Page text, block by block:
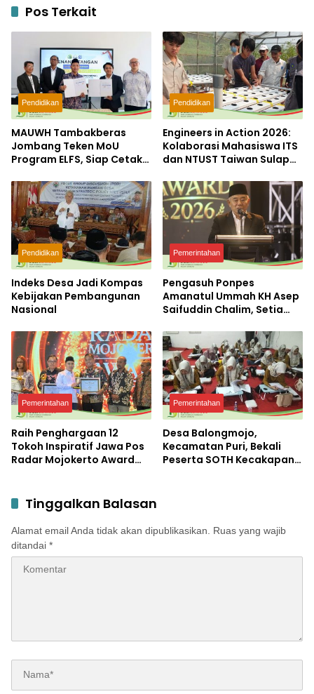
Pos Terkait
Pendidikan
MAUWH Tambakberas
Jombang Teken MoU
Program ELFS, Siap Cetak
Global
Pendidikan
Engineers in Action 2026:
Kolaborasi Mahasiswa ITS
dan NTUST Taiwan Sulap
Laboratorium Inovasi
Berkelanjutan
Pendidikan
Indeks Desa Jadi Kompas
Kebijakan Pembangunan
Nasional
Pemerintahan
Pengasuh Ponpes
Amanatul Ummah KH Asep
Saifuddin Chalim, Setia
Pendidikan
Pemerintahan
Raih Penghargaan 12
Tokoh Inspiratif Jawa Pos
Radar Mojokerto Award
Kontribusi dalam
Pembangunan Daerah
Pemerintahan
Desa Balongmojo,
Kecamatan Puri, Bekali
Peserta SOTH Kecakapan
Tinggalkan Balasan
Alamat email Anda tidak akan dipublikasikan.
Ruas yang wajib
ditandai *